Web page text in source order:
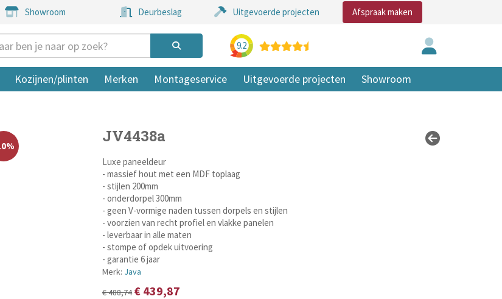
Showroom Deurbeslag Uitgevoerde projecten Afspraak maken
9.2
Kozijnen/plinten Merken Montageservice Uitgevoerde projecten Showroom
JV4438a
Luxe paneeldeur
- massief hout met een MDF toplaag
- stijlen 200mm
- onderdorpel 300mm
- geen V-vormige naden tussen dorpels en stijlen
- voorzien van recht profiel en vlakke panelen
- leverbaar in alle maten
- stompe of opdek uitvoering
- garantie 6 jaar
Merk: Java
€ 488,74 € 439,87